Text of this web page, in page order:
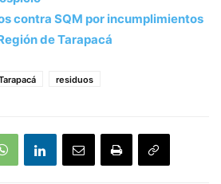
contra SQM por incumplimientos
de Tarapacá
residuos